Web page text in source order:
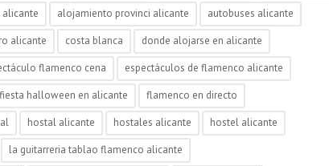
alojamiento provinci alicante
autobuses alicante
alicante costa blanca
donde alojarse en alicante
flamenco cena
espectáculos de flamenco alicante
fiesta halloween en alicante
flamenco en directo
hostal alicante hostales alicante
hostel alicante
la guitarreria tablao flamenco alicante